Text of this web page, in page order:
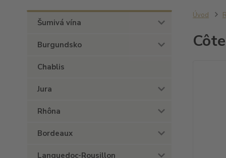
Šumivá vína
Burgundsko
Chablis
Jura
Rhôna
Bordeaux
Languedoc-Rousillon
Úvod